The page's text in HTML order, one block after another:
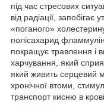
під час стресових
від радіації,
«поганого»
полісахарид
покращує травлення і
харчування, який
який живить серцевий
хронічної втоми,
транспорт кисню в крові.